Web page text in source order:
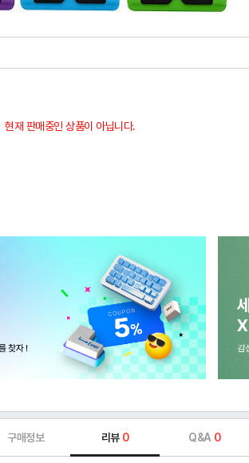
현재 판매중인 상품이 아닙니다.
구매정보 리뷰 0 Q&A 0